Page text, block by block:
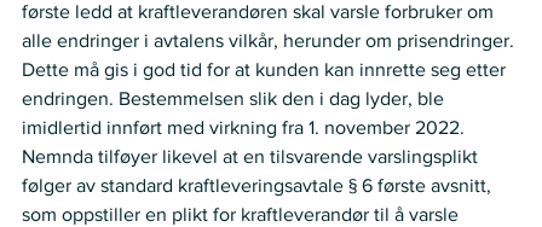
første ledd at kraftleverandøren skal varsle forbruker om
alle endringer i avtalens vilkår, herunder om prisendringer.
Dette må gis i god tid for at kunden kan innrette seg etter
endringen. Bestemmelsen slik den i dag lyder, ble
imidlertid innført med virkning fra 1. november 2022.
Nemnda tilføyer likevel at en tilsvarende varslingsplikt
følger av standard kraftleveringsavtale § 6 første avsnitt,
som oppstiller en plikt for kraftleverandør til å varsle